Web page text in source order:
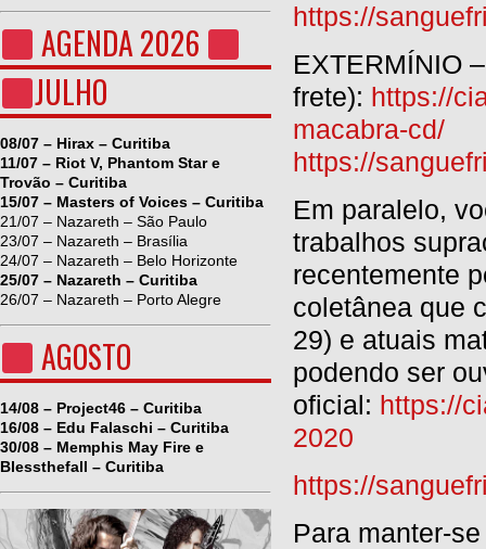
AGENDA 2026
JULHO
08/07 – Hirax – Curitiba
11/07 – Riot V, Phantom Star e
Trovão – Curitiba
15/07 – Masters of Voices – Curitiba
21/07 – Nazareth – São Paulo
23/07 – Nazareth – Brasília
24/07 – Nazareth – Belo Horizonte
25/07 – Nazareth – Curitiba
26/07 – Nazareth – Porto Alegre
AGOSTO
14/08 – Project46 – Curitiba
16/08 – Edu Falaschi – Curitiba
30/08 – Memphis May Fire e
Blessthefall – Curitiba
https://
EXTERMÍNIO
frete): https://
macabra-cd/
https://
Em paralelo,
trabalhos
recentemente
coletânea que
29) e atuais
podendo ser
oficial: https://
2020
https://
Para manter-